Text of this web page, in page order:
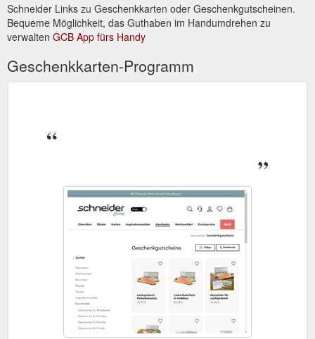
Schneider Links zu Geschenkkarten oder Geschenkgutscheinen.
Bequeme Möglichkeit, das Guthaben im Handumdrehen zu
verwalten GCB App fürs Handy
Geschenkkarten-Programm